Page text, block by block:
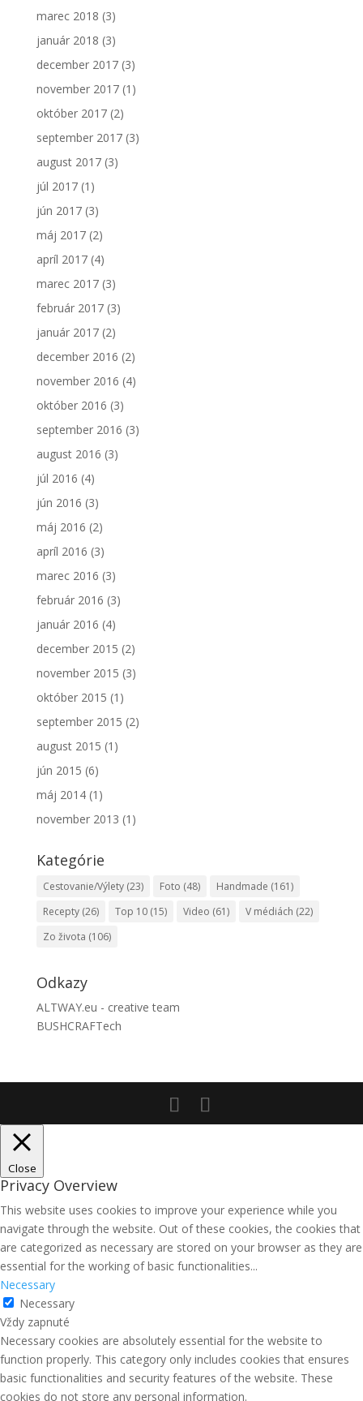
marec 2018 (3)
január 2018 (3)
december 2017(3)
november 2017(1)
október 2017(2)
september 2017(3)
august 2017(3)
júl 2017(1)
jún 2017(3)
máj 2017(2)
apríl 2017(4)
marec 2017(3)
február 2017(3)
január 2017(2)
december 2016 (2)
november 2016 (4)
október 2016 (3)
september 2016 (3)
august 2016 (3)
júl 2016 (4)
jún 2016 (3)
máj 2016 (2)
apríl 2016 (3)
marec 2016 (3)
február 2016 (3)
január 2016 (4)
december 2015 (2)
november 2015 (3)
október 2015 (1)
september 2015 (2)
august 2015 (1)
jún 2015 (6)
máj 2014(1)
november 2013 (1)
Kategórie
Cestovanie/Výlety(23) Foto (48) Handmade (161)
Recepty(26) Top 10(15) Video (61) V médiách (22)
Zo života (106)
Odkazy
ALTWAY.eu - creative team
BUSHCRAFTech
Close
Privacy Overview
This website uses cookies to improve your experience while you
navigate through the website. Out of these cookies, the cookies that
are categorized as necessary are stored on your browser as they are
essential for the working of basic functionalities...
Necessary
Necessary
Vždy zapnuté
Necessary cookies are absolutely essential for the website to
function properly. This category only includes cookies that ensures
basic functionalities and security features of the website. These
cookies do not store any personal information.